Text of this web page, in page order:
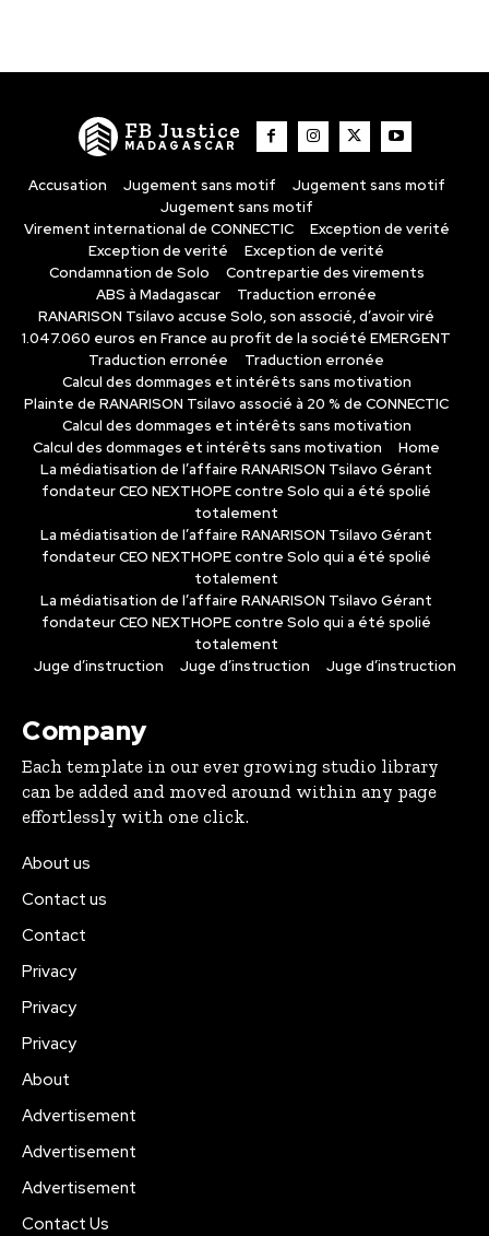
FB Justice
MADAGASCAR
Accusation Jugement sans motif
Jugement sans motif
Jugement sans motif
Virement international de CONNECTIC
Exception de verité
Exception de verité
Exception de verité
Condamnation de Solo
Contrepartie des virements
ABS à Madagascar
Traduction erronée
RANARISON Tsilavo accuse Solo, son associé, d’avoir viré
1.047.060 euros en France au profit de la société EMERGENT
Traduction erronée
Traduction erronée
Calcul des dommages et intérêts sans motivation
Plainte de RANARISON Tsilavo associé à 20 % de CONNECTIC
Calcul des dommages et intérêts sans motivation
Calcul des dommages et intérêts sans motivation
Home
La médiatisation de l’affaire RANARISON Tsilavo Gérant
fondateur CEO NEXTHOPE contre Solo qui a été spolié
totalement
La médiatisation de l’affaire RANARISON Tsilavo Gérant
fondateur CEO NEXTHOPE contre Solo qui a été spolié
totalement
La médiatisation de l’affaire RANARISON Tsilavo Gérant
fondateur CEO NEXTHOPE contre Solo qui a été spolié
totalement
Juge d’instruction
Juge d’instruction Juge d’instruction
Company
Each template in our ever growing studio library
can be added and moved around within any page
effortlessly with one click.
About us
Contact us
Contact
Privacy
Privacy
Privacy
About
Advertisement
Advertisement
Advertisement
Contact Us